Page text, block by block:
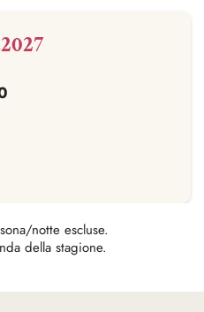
notte escluse.
della stagione.